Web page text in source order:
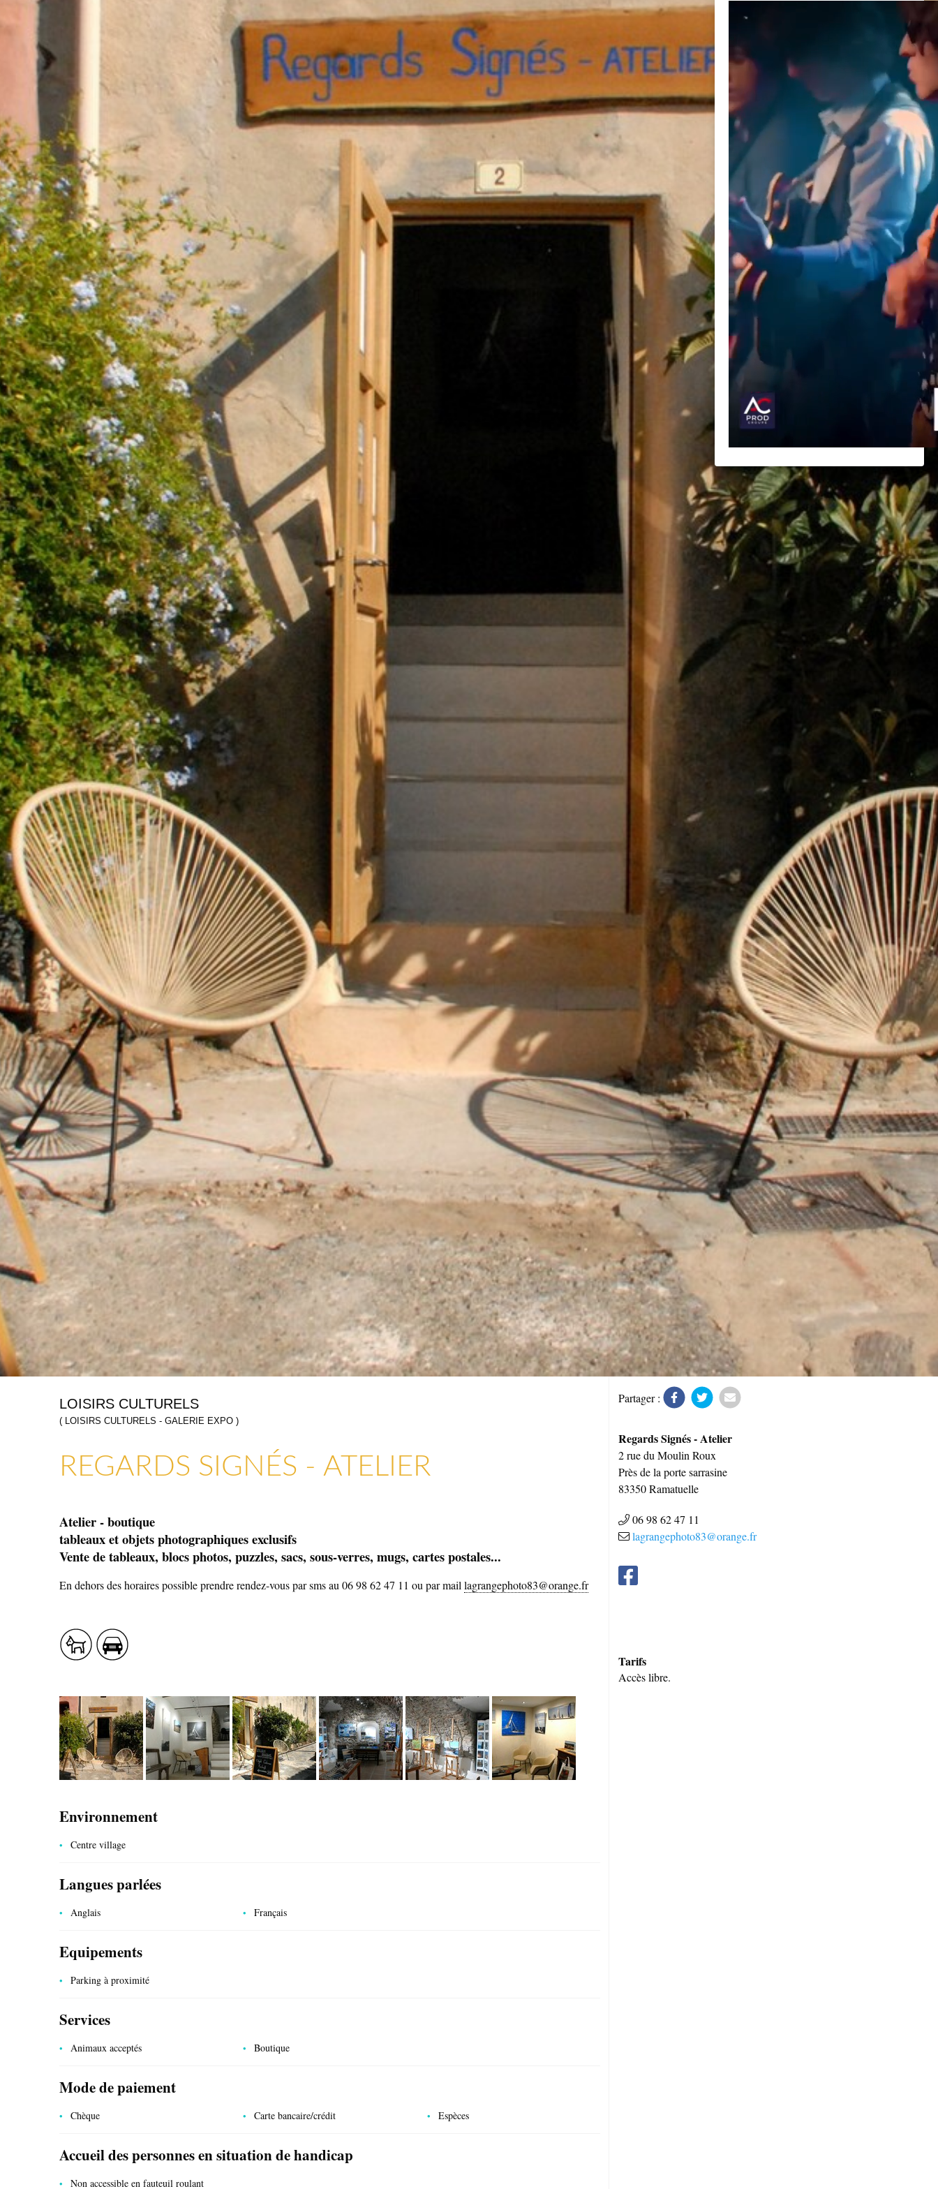
BACK
CÔTÉ MER
CÔTÉ NATURE
VOTRE OFFICE DE TOURISME
ANIMATIONS
ARTISANAT & GALERIES D’ART
BACK
AIR DE DÉTENTE
CHOEUR DE FESTIVITÉS
BROCHURES TOURISTIQUES
FORMULAIRE DE CONTACT
VOS QUESTIONS, NOS RÉPONSES
DÉVELOPPEMENT DURABLE
COMMERCES, SERVICES & ARTISANS
LOISIRS CULTURELS
( LOISIRS CULTURELS - GALERIE EXPO )
REGARDS SIGNÉS - ATELIER
Atelier - boutique
tableaux et objets photographiques exclusifs
Vente de tableaux, blocs photos, puzzles, sacs, sous-verres, mugs, cartes postales...
En dehors des horaires possible prendre rendez-vous par sms au 06 98 62 47 11 ou par maillagrangephoto83@orange.fr
Environnement
Centre village
Langues parlées
Anglais Français
Equipements
Parking à proximité
Services
Animaux acceptés Boutique
Mode de paiement
Chèque Carte bancaire/crédit Espèces
Accueil des personnes en situation de handicap
Non accessible en fauteuil roulant
Partager :
Regards Signés - Atelier
2 rue du Moulin Roux
Près de la porte sarrasine
83350 Ramatuelle
06 98 62 47 11
lagrangephoto83@orange.fr
Tarifs
Accès libre.